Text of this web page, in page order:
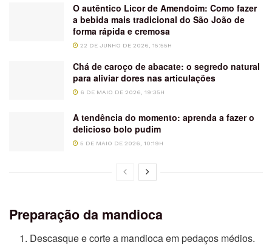
O autêntico Licor de Amendoim: Como fazer
a bebida mais tradicional do São João de
forma rápida e cremosa
22 DE JUNHO DE 2026, 15:55H
Chá de caroço de abacate: o segredo natural
para aliviar dores nas articulações
6 DE MAIO DE 2026, 19:35H
A tendência do momento: aprenda a fazer o
delicioso bolo pudim
5 DE MAIO DE 2026, 10:19H
Preparação da mandioca
Descasque e corte a mandioca em pedaços médios.